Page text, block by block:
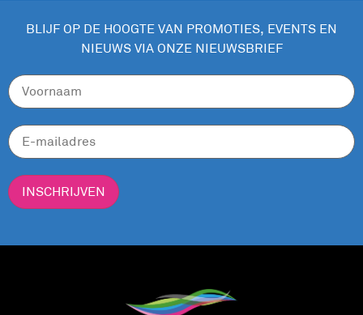
BLIJF OP DE HOOGTE VAN PROMOTIES, EVENTS EN
NIEUWS VIA ONZE NIEUWSBRIEF
INSCHRIJVEN